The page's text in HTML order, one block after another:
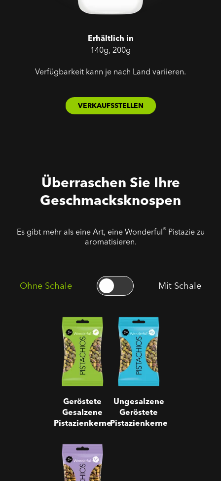
Erhältlich in
140g, 200g
Verfügbarkeit kann je nach Land variieren.
VERKAUFSSTELLEN
Überraschen Sie Ihre
Geschmacksknospen
Es gibt mehr als eine Art, eine Wonderful®Pistazie zu
aromatisieren.
Ohne Schale Mit Schale
Geröstete
Gesalzene
Pistazienkerne
Geröstete
Gesalzene
Pistazienkerne
Ungesalzene
Geröstete
Pistazienkerne
Ungesalzene
Geröstete
Pistazienkerne
Pistazienkerne
Salz & Pfeffer